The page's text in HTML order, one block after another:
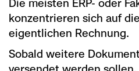
Die meisten ERP- oder
konzentrieren sich auf
eigentlichen Rechnung.
Sobald weitere
versendet werden